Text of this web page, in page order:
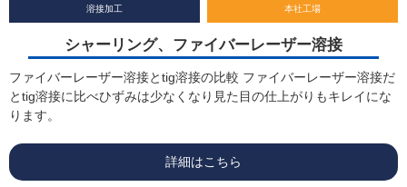
溶接加工 本社工場
シャーリング、ファイバーレーザー溶接
ファイバーレーザー溶接とtig溶接の比較 ファイバーレーザー溶接だ
とtig溶接に比べひずみは少なくなり見た目の仕上がりもキレイにな
ります。
詳細はこちら